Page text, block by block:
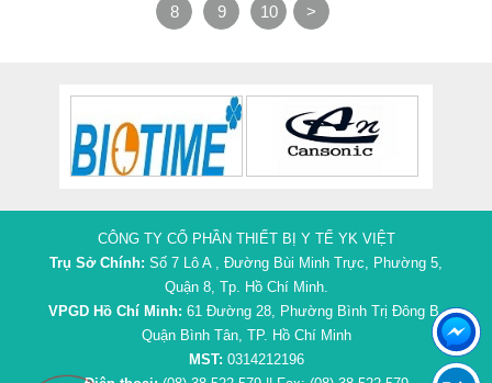
8
9 10 >
CÔNG TY CỔ PHẦN THIẾT BỊ Y TẾ YK VIỆT
Trụ Sở Chính: Số 7 Lô A , Đường Bùi Minh Trực, Phường 5,
Quận 8, Tp. Hồ Chí Minh.
VPGD Hồ Chí Minh: 61 Đường 28, Phường Bình Trị Đông B,
Quận Bình Tân, TP. Hồ Chí Minh
MST: 0314212196